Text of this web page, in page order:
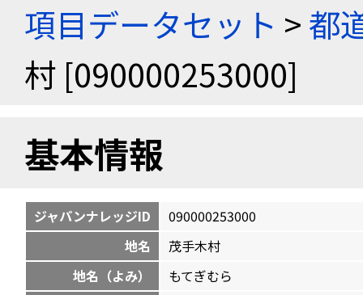
項目データセット >都
村 [090000253000]
基本情報
ジャパンナレッジID
090000253000
地名
茂手木村
地名（よみ）
もてぎむら